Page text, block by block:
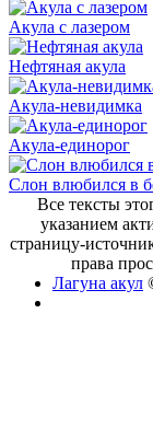
Акула с лазером
Нефтяная акула
Акула-невидимка
Акула-единорог
Слон влюбился в
Все тексты
указанием
страницу-
права
Лагуна акул